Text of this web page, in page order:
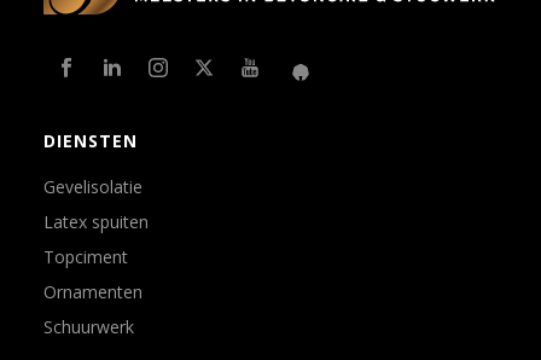
DIENSTEN
Gevelisolatie
Latex spuiten
Topciment
Ornamenten
Schuurwerk